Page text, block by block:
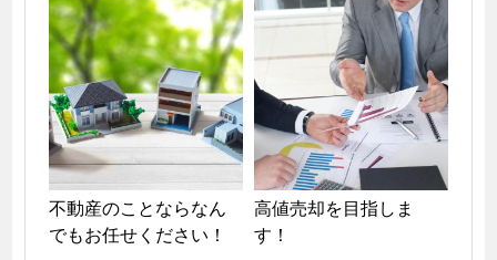
不動産のことならなん
でもお任せください！
高値売却を目指しま
す！